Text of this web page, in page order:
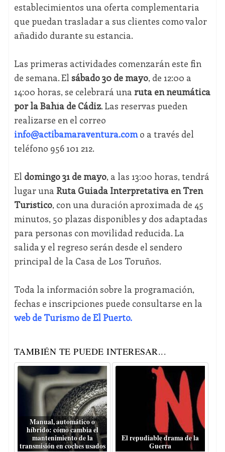
establecimientos una oferta complementaria
que puedan trasladar a sus clientes como valor
añadido durante su estancia.
Las primeras actividades comenzarán este fin
de semana. El sábado 30 de mayo, de 12:00 a
14:00 horas, se celebrará una ruta en neumática
por la Bahía de Cádiz. Las reservas pueden
realizarse en el correo
info@actibamaraventura.como a través del
teléfono 956 101 212.
El domingo 31 de mayo, a las 13:00 horas, tendrá
lugar una Ruta Guiada Interpretativa en Tren
Turístico, con una duración aproximada de 45
minutos, 50 plazas disponibles y dos adaptadas
para personas con movilidad reducida. La
salida y el regreso serán desde el sendero
principal de la Casa de Los Toruños.
Toda la información sobre la programación,
fechas e inscripciones puede consultarse en la
web de Turismo de El Puerto.
TAMBIÉN TE PUEDE INTERESAR...
Manual, automático o
híbrido: cómo cambia el
mantenimiento de la
transmisión en coches usados
El repudiable drama de la
Guerra